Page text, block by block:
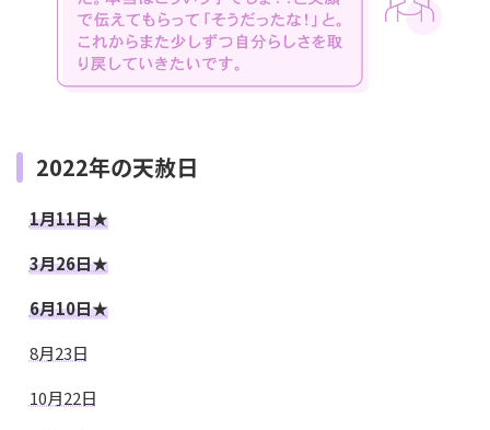
2022年の天赦日
1月11日★
3月26日★
6月10日★
8月23日
10月22日